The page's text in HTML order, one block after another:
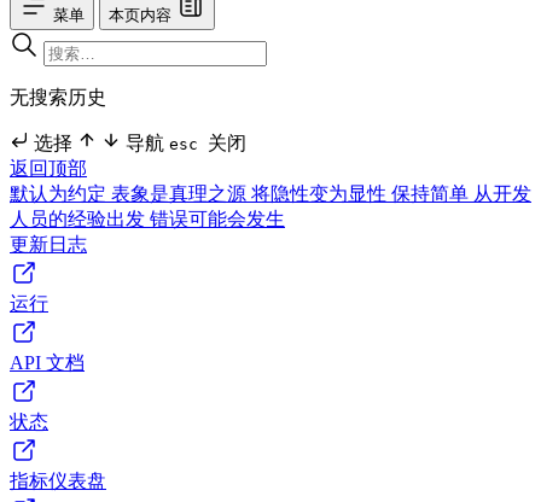
菜单 本页内容
无搜索历史
选择 导航 esc 关闭
返回顶部
默认为约定 表象是真理之源 将隐性变为显性 保持简单 从开发
人员的经验出发 错误可能会发生
更新日志
运行
API 文档
状态
指标仪表盘